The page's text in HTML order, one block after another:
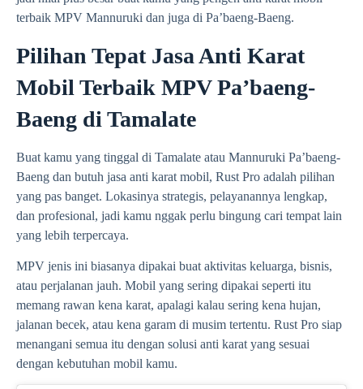
terbaik MPV Mannuruki dan juga di Pa’baeng-Baeng.
Pilihan Tepat Jasa Anti Karat
Mobil Terbaik MPV Pa’baeng-
Baeng di Tamalate
Buat kamu yang tinggal di Tamalate atau Mannuruki Pa’baeng-
Baeng dan butuh jasa anti karat mobil, Rust Pro adalah pilihan
yang pas banget. Lokasinya strategis, pelayanannya lengkap,
dan profesional, jadi kamu nggak perlu bingung cari tempat lain
yang lebih terpercaya.
MPV jenis ini biasanya dipakai buat aktivitas keluarga, bisnis,
atau perjalanan jauh. Mobil yang sering dipakai seperti itu
memang rawan kena karat, apalagi kalau sering kena hujan,
jalanan becek, atau kena garam di musim tertentu. Rust Pro siap
menangani semua itu dengan solusi anti karat yang sesuai
dengan kebutuhan mobil kamu.